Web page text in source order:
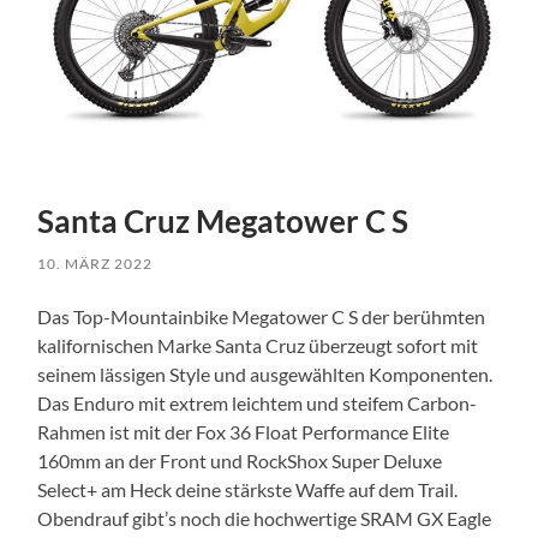
Santa Cruz Megatower C S
10. MÄRZ 2022
Das Top-Mountainbike Megatower C S der berühmten
kalifornischen Marke Santa Cruz überzeugt sofort mit
seinem lässigen Style und ausgewählten Komponenten.
Das Enduro mit extrem leichtem und steifem Carbon-
Rahmen ist mit der Fox 36 Float Performance Elite
160mm an der Front und RockShox Super Deluxe
Select+ am Heck deine stärkste Waffe auf dem Trail.
Obendrauf gibt’s noch die hochwertige SRAM GX Eagle